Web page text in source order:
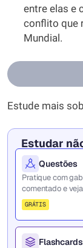
entre elas e
conflito que
Mundial.
Estude mais
Estudar
Questões
Pratique com
comentado e
GRÁTIS
Flashcards